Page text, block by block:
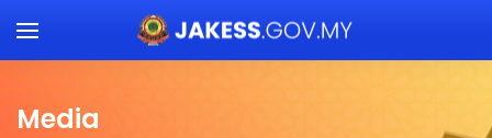
Skip to main content
Media